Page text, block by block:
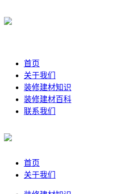
首页
关于我们
装修建材知识
装修建材百科
联系我们
首页
关于我们